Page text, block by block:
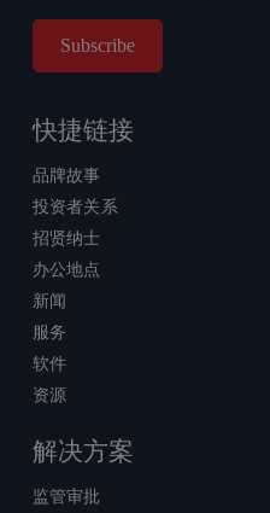
快捷链接
品牌故事
投资者关系
招贤纳士
办公地点
新闻
服务
软件
资源
解决方案
监管审批